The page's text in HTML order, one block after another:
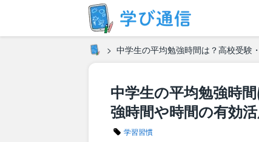
中学生の平均勉強時間は？高校受験
中学生の平均勉強時
強時間や時間の有効
学習習慣